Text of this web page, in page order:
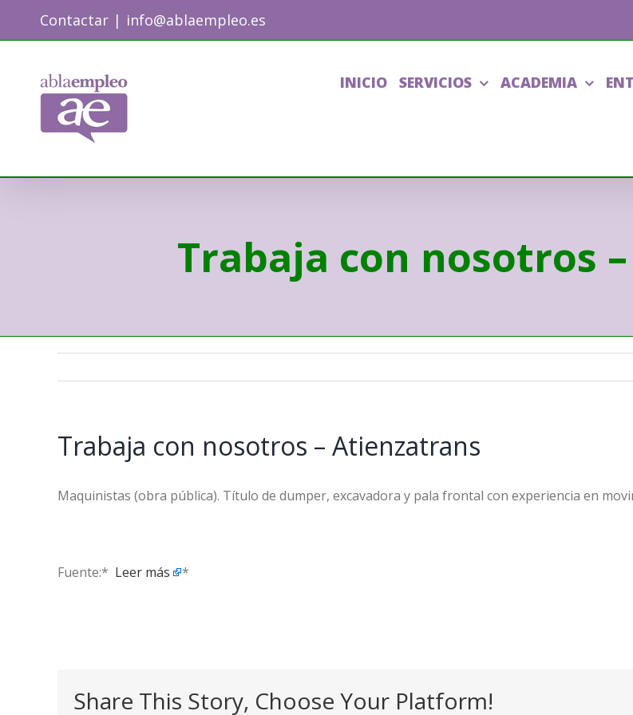
Contactar | info@ablaempleo.es
INICIO SERVICIOS ACADEMIA
Trabaja con nosotros
Trabaja con nosotros – Atienzatrans
Maquinistas (obra pública). Título de dumper, excavadora y pala frontal con experiencia en
Fuente:* ​ Leer más *
Share This Story, Choose Your Platform!